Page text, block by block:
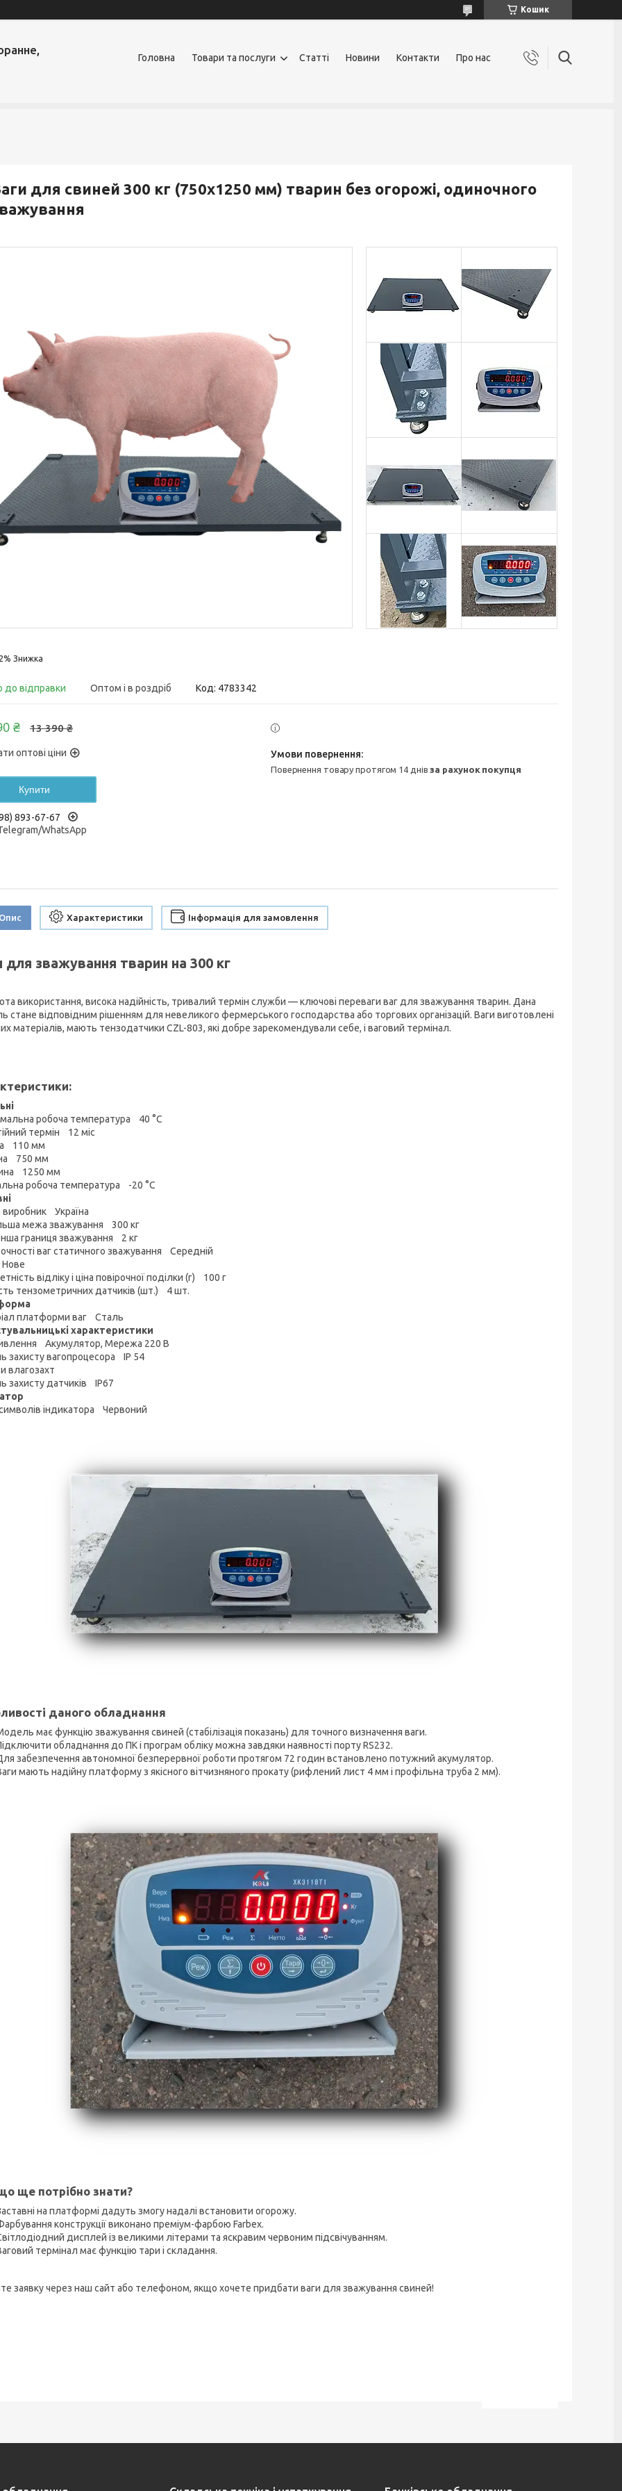
Кошик
Головна Товари та послуги Статті Новини Контакти Про нас
для свиней 300 кг (750х1250 мм) тварин без огорожі, одиночного
до відправки Оптом і в роздріб Код: 4783342
13 390 ₴
₴
оптові ціни
Купити
893-67-67
WhatsApp
повернення товару протягом 14 днівза рахунок покупця
Характеристики Інформація для замовлення
для зважування тварин на 300 кг
використання, висока надійність, тривалий термін служби — ключові переваги ваг для зважування тварин. Дана
стане відповідним рішенням для невеликого фермерського господарства або торгових організацій. Ваги виготовлені
матеріалів, мають тензодатчики CZL-803, які добре зарекомендували себе, і ваговий термінал.
робоча температура 40 °С
термін 12 міс
110 мм
750 мм
1250 мм
робоча температура -20 °С
виробник Україна
межа зважування 300 кг
границя зважування 2 кг
ваг статичного зважування Середній
відліку і ціна повірочної поділки (г) 100 г
тензометричних датчиків (шт.) 4 шт.
платформи ваг Сталь
характеристики
Акумулятор, Мережа 220 В
захисту вагопроцесора IP 54
влагозахт
захисту датчиків IP67
індикатора Червоний
даного обладнання
має функцію зважування свиней (стабілізація показань) для точного визначення ваги.
обладнання до ПК і програм обліку можна завдяки наявності порту RS232.
забезпечення автономної безперервної роботи протягом 72 годин встановлено потужний акумулятор.
мають надійну платформу з якісного вітчизняного прокату (рифлений лист 4 мм і профільна труба 2 мм).
ще потрібно знати?
на платформі дадуть змогу надалі встановити огорожу.
конструкції виконано преміум-фарбою Farbex.
дисплей із великими літерами та яскравим червоним підсвічуванням.
термінал має функцію тари і складання.
заявку через наш сайт або телефоном, якщо хочете придбати ваги для зважування свиней!